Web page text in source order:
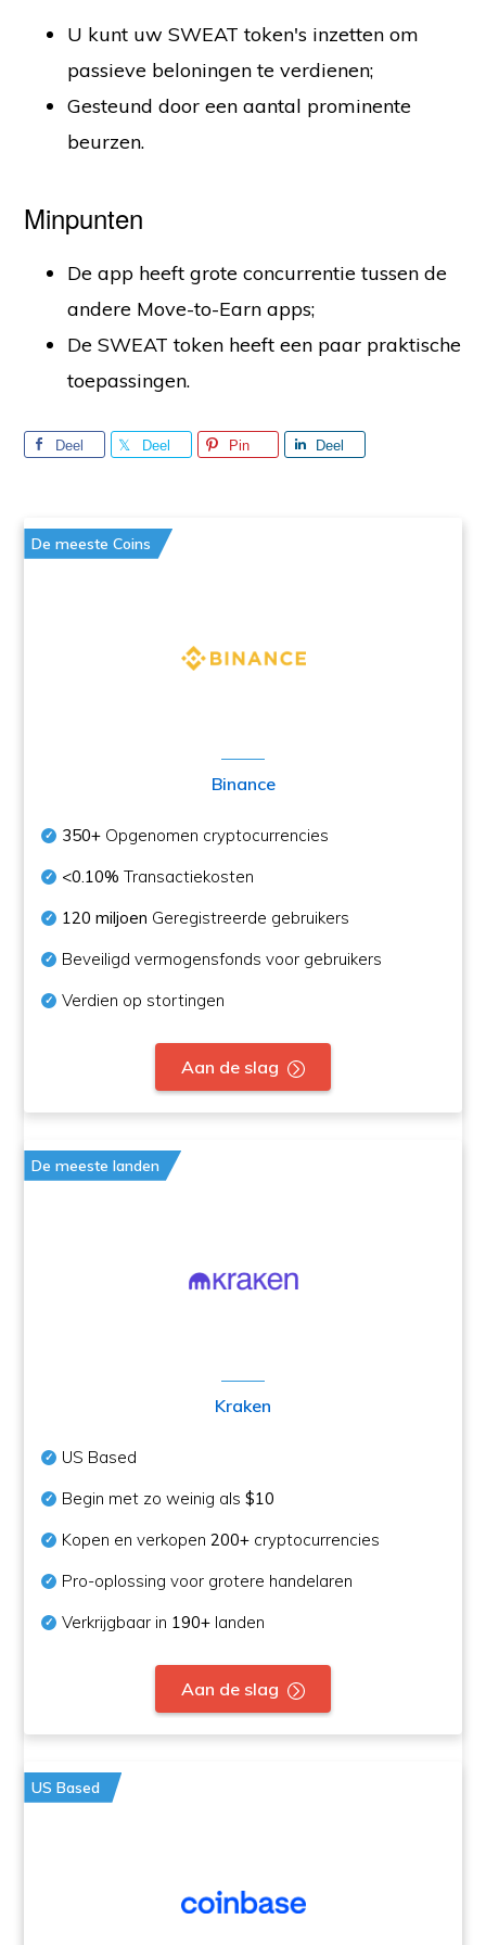
U kunt uw SWEAT token's inzetten om
passieve beloningen te verdienen;
Gesteund door een aantal prominente
beurzen.
Minpunten
De app heeft grote concurrentie tussen de
andere Move-to-Earn apps;
De SWEAT token heeft een paar praktische
toepassingen.
Deel Deel Pin Deel
De meeste Coins
Binance
350+ Opgenomen cryptocurrencies
<0.10% Transactiekosten
120 miljoen Geregistreerde gebruikers
Beveiligd vermogensfonds voor gebruikers
Verdien op stortingen
Aan de slag
De meeste landen
Kraken
US Based
Begin met zo weinig als$10
Kopen en verkopen200+ cryptocurrencies
Pro-oplossing voor grotere handelaren
Verkrijgbaar in 190+ landen
Aan de slag
US Based